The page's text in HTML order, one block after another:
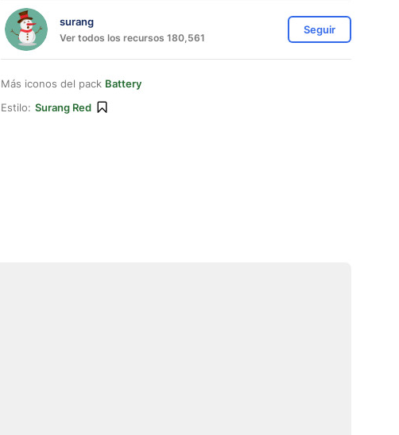
surang
Ver todos los recursos 180,561
Seguir
Más iconos del pack Battery
Estilo: Surang Red